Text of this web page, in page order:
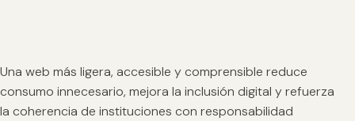
Una web más ligera, accesible y comprensible reduce
consumo innecesario, mejora la inclusión digital y refuerza
la coherencia de instituciones con responsabilidad